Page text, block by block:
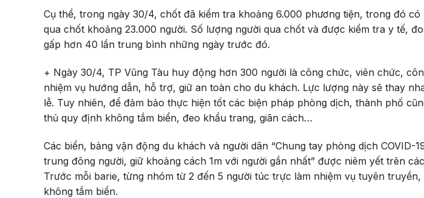
Cụ thể, trong ngày 30/4, chốt đã kiểm tra khoảng 6.000 phương tiện, trong đó
qua chốt khoảng 23.000 người. Số lượng người qua chốt và được kiểm tra y tế,
gấp hơn 40 lần trung bình những ngày trước đó.
+ Ngày 30/4, TP Vũng Tàu huy động hơn 300 người là công chức, viên chức,
nhiệm vụ hướng dẫn, hỗ trợ, giữ an toàn cho du khách. Lực lượng này sẽ thay
lễ. Tuy nhiên, để đảm bảo thực hiện tốt các biện pháp phòng dịch, thành phố
thủ quy định không tắm biển, đeo khẩu trang, giãn cách…
Các biển, bảng vận động du khách và người dân “Chung tay phòng dịch COVID-
trung đông người, giữ khoảng cách 1m với người gần nhất” được niêm yết trên
Trước mỗi barie, từng nhóm từ 2 đến 5 người túc trực làm nhiệm vụ tuyên
không tắm biển.